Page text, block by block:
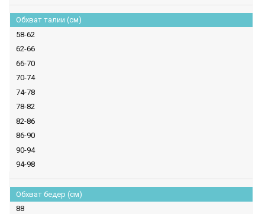
Обхват талии (см)
58-62
62-66
66-70
70-74
74-78
78-82
82-86
86-90
90-94
94-98
Обхват бедер (см)
88